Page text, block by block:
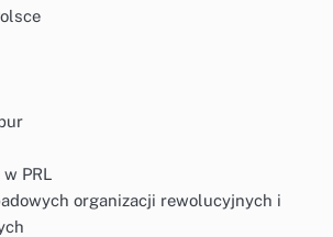
w PRL
organizacji rewolucyjnych i